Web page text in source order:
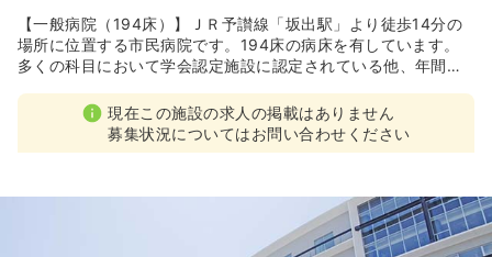
【一般病院（194床）】ＪＲ予讃線「坂出駅」より徒歩14分の
場所に位置する市民病院です。194床の病床を有しています。
多くの科目において学会認定施設に認定されている他、年間の
導入しているなど、地域の急性期医療に貢献している病院で
現在この施設の求人の掲載はありません
募集状況についてはお問い合わせください